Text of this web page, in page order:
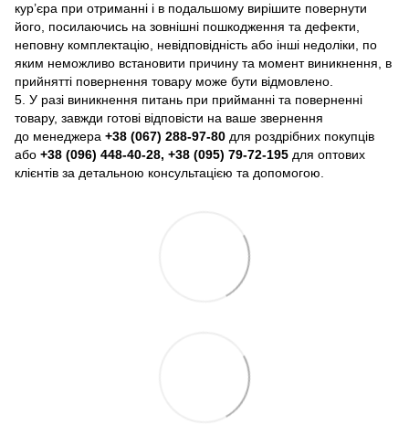
кур’єра при отриманні і в подальшому вирішите повернути
його, посилаючись на зовнішні пошкодження та дефекти,
неповну комплектацію, невідповідність або інші недоліки, по
яким неможливо встановити причину та момент виникнення, в
прийнятті повернення товару може бути відмовлено.
5. У разі виникнення питань при прийманні та поверненні
товару, завжди готові відповісти на ваше звернення
до менеджера +38 (067) 288-97-80 для роздрібних покупців
або +38 (096) 448-40-28, +38 (095) 79-72-195 для оптових
клієнтів за детальною консультацією та допомогою.